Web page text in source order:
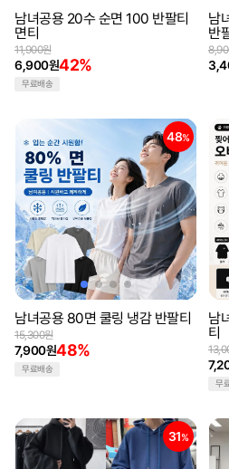
남녀공용 20수 순면 100 반팔티
면티
6,900원42%
11,900원
무료배송
남
반
츠
48%
남녀공용 80면 쿨링 냉감 반팔티
7,900원48%
15,300원
무료배송
남
티
무
31%